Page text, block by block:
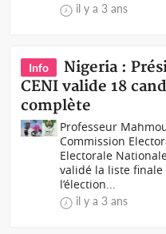
il y a 3 ans
Info
Nigeria :
CENI valide 18
complète
Professeur
Commission
Electorale
validé la liste
l’élection...
il y a 3 ans